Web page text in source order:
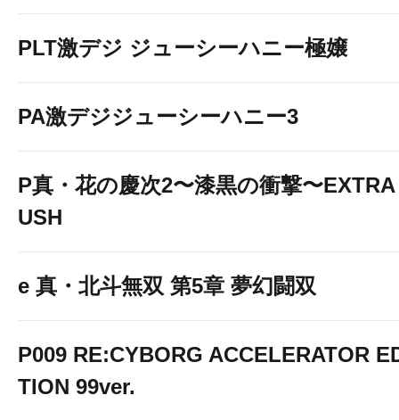
PLT激デジ ジューシーハニー極嬢
PA激デジジューシーハニー3
P真・花の慶次2〜漆黒の衝撃〜EXTRA
USH
e 真・北斗無双 第5章 夢幻闘双
P009 RE:CYBORG ACCELERATOR
TION 99ver.